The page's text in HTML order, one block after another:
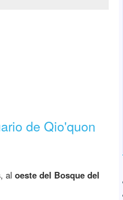
de Qio'quon
al oeste del Bosque del